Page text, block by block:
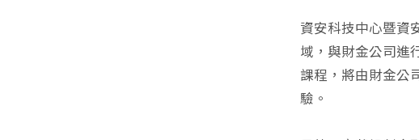
資安科技中心暨資
域，與財金公司進
課程，將由財金公
驗。